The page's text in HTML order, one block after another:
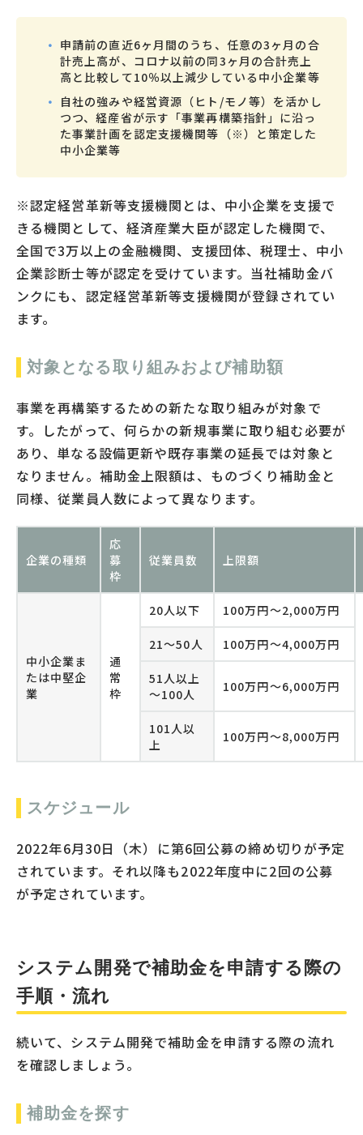
申請前の直近6ヶ月間のうち、任意の3ヶ月の合
計売上高が、コロナ以前の同3ヶ月の合計売上
高と比較して10％以上減少している中小企業等
自社の強みや経営資源（ヒト/モノ等）を活かし
つつ、経産省が示す「事業再構築指針」に沿っ
た事業計画を認定支援機関等（※）と策定した
中小企業等
※認定経営革新等支援機関とは、中小企業を支援で
きる機関として、経済産業大臣が認定した機関で、
全国で3万以上の金融機関、支援団体、税理士、中小
企業診断士等が認定を受けています。当社補助金バ
ンクにも、認定経営革新等支援機関が登録されてい
ます。
対象となる取り組みおよび補助額
事業を再構築するための新たな取り組みが対象で
す。したがって、何らかの新規事業に取り組む必要が
あり、単なる設備更新や既存事業の延長では対象と
なりません。補助金上限額は、ものづくり補助金と
同様、従業員人数によって異なります。
企業の種類
応
募
枠
従業員数 上限額
中小企業ま
たは中堅企
業
通
常
枠
20人以下 100万円～2,000万円
21～50人 100万円～4,000万円
51人以上
～100人
100万円～6,000万円
101人以
上
100万円～8,000万円
スケジュール
2022年6月30日（木）に第6回公募の締め切りが予定
されています。それ以降も2022年度中に2回の公募
が予定されています。
システム開発で補助金を申請する際の
手順・流れ
続いて、システム開発で補助金を申請する際の流れ
を確認しましょう。
補助金を探す